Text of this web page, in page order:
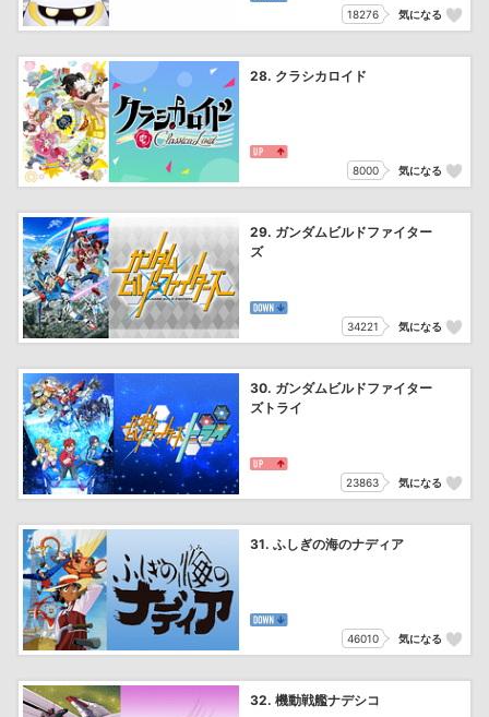
18276 気になる
28. クラシカロイド
8000 気になる
29. ガンダムビルドファイター
ズ
34221 気になる
30. ガンダムビルドファイター
ズトライ
23863 気になる
31. ふしぎの海のナディア
46010 気になる
32. 機動戦艦ナデシコ